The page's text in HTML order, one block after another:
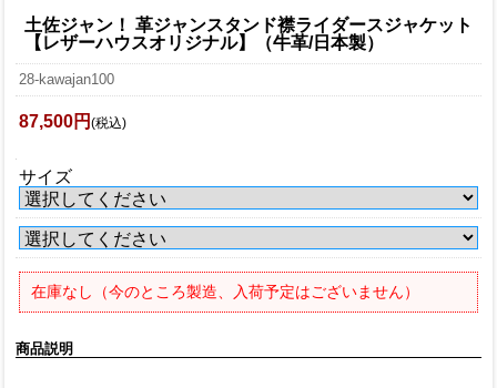
土佐ジャン！ 革ジャンスタンド襟ライダースジャケット
【レザーハウスオリジナル】（牛革/日本製）
28-kawajan100
87,500円 (税込)
サイズ
在庫なし（今のところ製造、入荷予定はございません）
商品説明